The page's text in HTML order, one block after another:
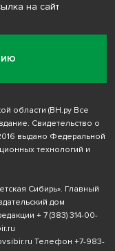
на сайт
области (ВН.ру Все
Свидетельство о
выдано Федеральной
технологий и
Сибирь». Главный
дом
+ 7 (383) 314-00-
Телефон +7-983-